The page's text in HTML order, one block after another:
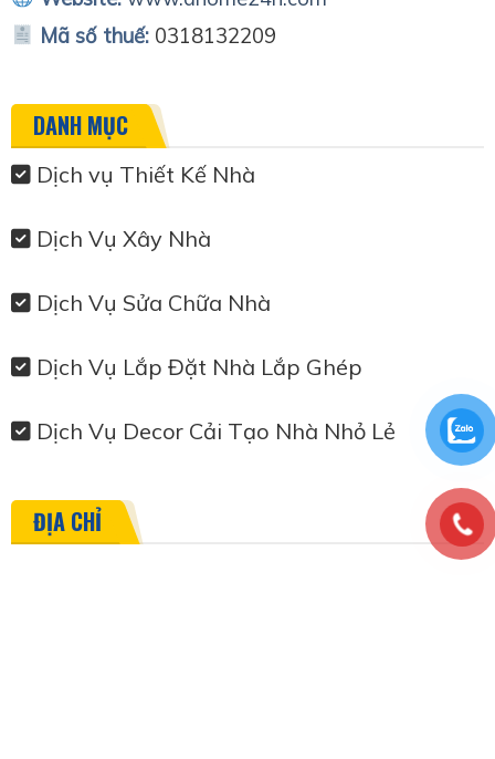
Mã số thuế: 0318132209
DANH MỤC
Dịch vụ Thiết Kế Nhà
Dịch Vụ Xây Nhà
Dịch Vụ Sửa Chữa Nhà
Dịch Vụ Lắp Đặt Nhà Lắp Ghép
Dịch Vụ Decor Cải Tạo Nhà Nhỏ Lẻ
ĐỊA CHỈ